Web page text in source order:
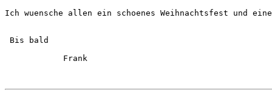
Ich wuensche allen ein schoenes Weihnachtsfest und
Bis bald
            Frank